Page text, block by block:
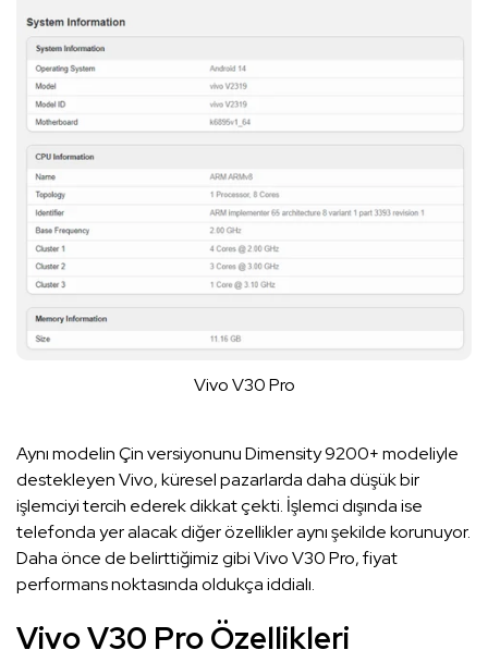
Vivo V30 Pro
Aynı modelin Çin versiyonunu Dimensity 9200+ modeliyle
destekleyen Vivo, küresel pazarlarda daha düşük bir
işlemciyi tercih ederek dikkat çekti. İşlemci dışında ise
telefonda yer alacak diğer özellikler aynı şekilde korunuyor.
Daha önce de belirttiğimiz gibi Vivo V30 Pro, fiyat
performans noktasında oldukça iddialı.
Vivo V30 Pro Özellikleri